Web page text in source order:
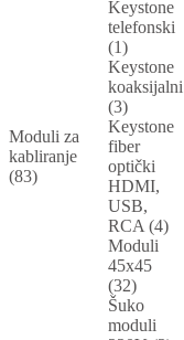
Moduli za
kabliranje
(83)
Keystone
telefonski
(1)
Keystone
koaksijalni
(3)
Keystone
fiber
optički
HDMI,
USB,
RCA (4)
Moduli
45x45
(32)
Šuko
moduli